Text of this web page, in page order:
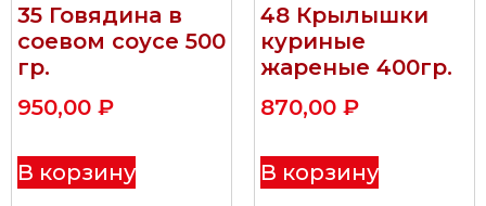
35 Говядина в
соевом соусе 500
гр.
950,00 ₽
В корзину
48 Крылышки
куриные
жареные 400гр.
870,00 ₽
В корзину